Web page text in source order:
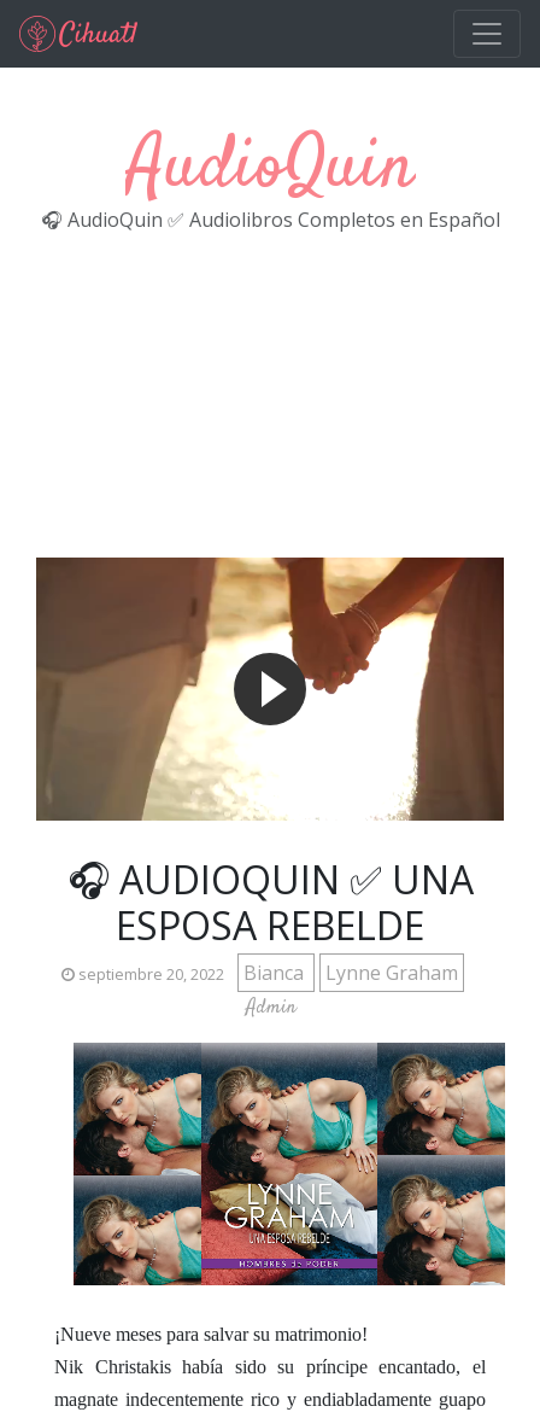
Ir al contenido principal
AudioQuin
🎧 AudioQuin ✅ Audiolibros Completos en Español
🎧 AUDIOQUIN ✅ UNA
ESPOSA REBELDE
septiembre 20, 2022 Bianca Lynne Graham
Admin
¡Nueve meses para salvar su matrimonio!
Nik Christakis había sido su príncipe encantado, el
magnate indecentemente rico y endiabladamente guapo